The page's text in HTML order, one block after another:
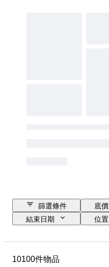
篩選條件 底價
結束日期
位置
證明
10100件物品